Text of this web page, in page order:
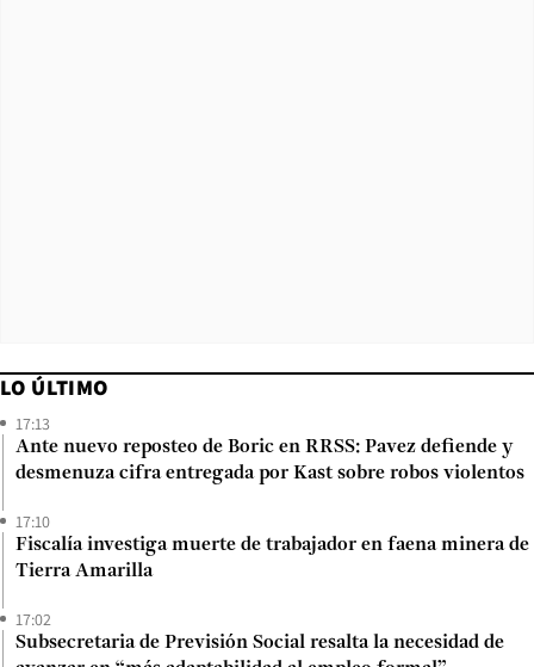
LO ÚLTIMO
17:13
Ante nuevo reposteo de Boric en RRSS: Pavez defiende y
desmenuza cifra entregada por Kast sobre robos violentos
17:10
Fiscalía investiga muerte de trabajador en faena minera de
Tierra Amarilla
17:02
Subsecretaria de Previsión Social resalta la necesidad de